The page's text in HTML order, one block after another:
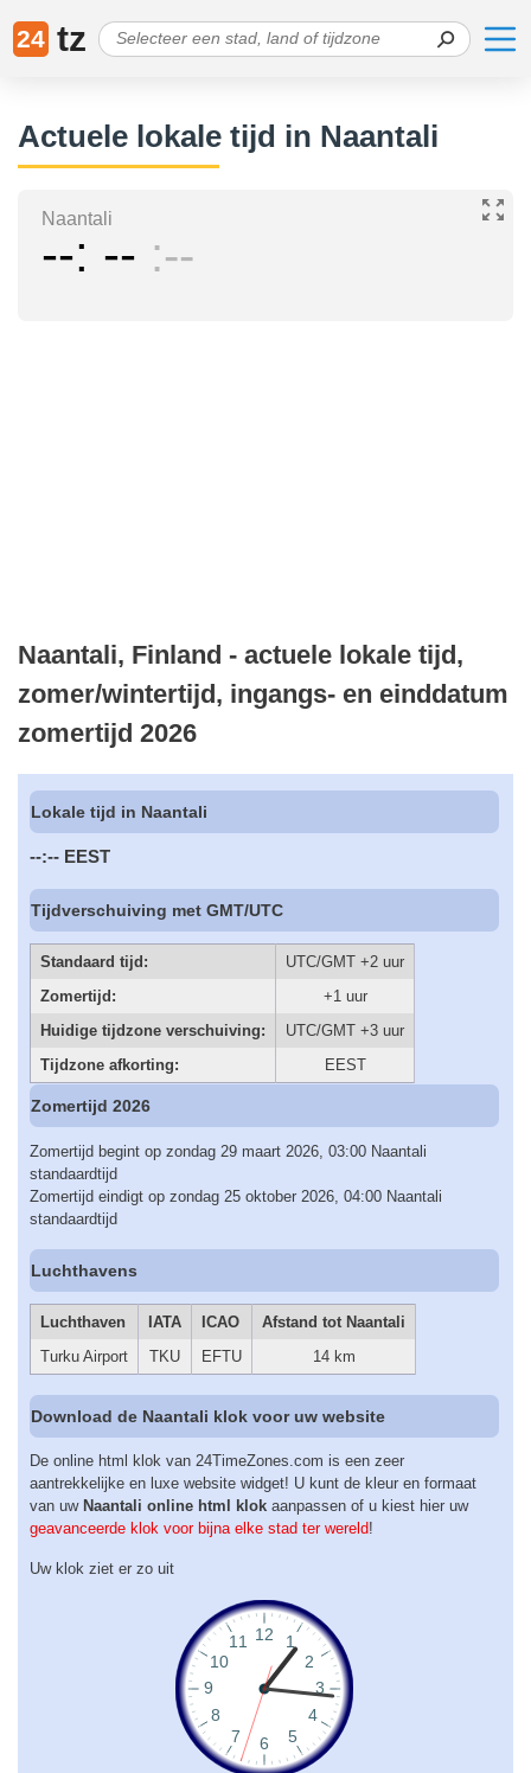
24 tz
Actuele lokale tijd in Naantali
Naantali
-- -- --
Naantali, Finland - actuele lokale tijd,
zomer/wintertijd, ingangs- en einddatum
zomertijd 2026
Lokale tijd in Naantali
--:-- EEST
Tijdverschuiving met GMT/UTC
Standaard tijd:
UTC/GMT +2 uur
Zomertijd:
+1 uur
Huidige tijdzone verschuiving:
UTC/GMT +3 uur
Tijdzone afkorting:
EEST
Zomertijd 2026
Zomertijd begint op zondag 29 maart 2026, 03:00 Naantali
standaardtijd
Zomertijd eindigt op zondag 25 oktober 2026, 04:00 Naantali
standaardtijd
Luchthavens
Luchthaven IATA ICAO
Afstand tot Naantali
Turku Airport
TKU EFTU 14 km
Download de Naantali klok voor uw website
De online html klok van 24TimeZones.com is een zeer
aantrekkelijke en luxe website widget! U kunt de kleur en formaat
van uw Naantali online html klok aanpassen of u kiest hier uw
geavanceerde klok voor bijna elke stad ter wereld!
Uw klok ziet er zo uit